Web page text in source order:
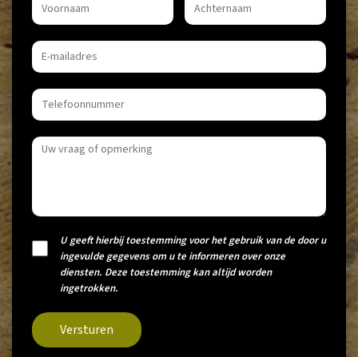
U geeft hierbij toestemming voor het gebruik van de door u
ingevulde gegevens om u te informeren over onze
diensten. Deze toestemming kan altijd worden
ingetrokken.
Versturen